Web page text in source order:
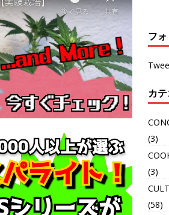
フ
カ
(3)
(3)
(58)